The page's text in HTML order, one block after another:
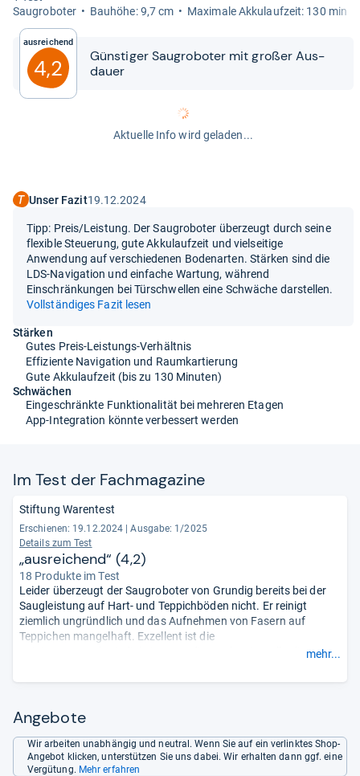
Sau­gro­bo­ter
Bau­höhe: 9,7 cm Maxi­male Akku­lauf­zeit: 130 min
Ausreichend
4,2
Güns­ti­ger Sau­gro­bo­ter mit großer Aus­
dauer
Aktuelle Info wird geladen...
Unser Fazit19.12.2024
Tipp: Preis/Leistung. Der Saugroboter überzeugt durch seine
flexible Steuerung, gute Akkulaufzeit und vielseitige
Anwendung auf verschiedenen Bodenarten. Stärken sind die
LDS-Navigation und einfache Wartung, während
Einschränkungen bei Türschwellen eine Schwäche darstellen.
Vollständiges Fazit lesen
Stärken
Gutes Preis-Leistungs-Verhältnis
Effiziente Navigation und Raumkartierung
Gute Akkulaufzeit (bis zu 130 Minuten)
Schwächen
Eingeschränkte Funktionalität bei mehreren Etagen
App-Integration könnte verbessert werden
Im Test der Fach­ma­ga­zine
Stiftung Warentest
Erschienen: 19.12.2024 | Ausgabe: 1/2025
Details zum Test
„ausreichend“ (4,2)
18 Produkte im Test
Leider überzeugt der Saugroboter von Grundig bereits bei der
Saugleistung auf Hart- und Teppichböden nicht. Er reinigt
ziemlich ungründlich und das Aufnehmen von Fasern auf
Teppichen mangelhaft. Exzellent ist die
Reinigungsgeschwindigkeit sowie die -reichweite. Allerdings
mangelhaft aus. In puncto Umwelteigenschaften kann das
Redaktion.
mehr...
Angebote
Wir arbeiten unabhängig und neutral. Wenn Sie auf ein verlinktes Shop-
Angebot klicken, unterstützen Sie uns dabei. Wir erhalten dann ggf. eine
Vergütung. Mehr erfahren